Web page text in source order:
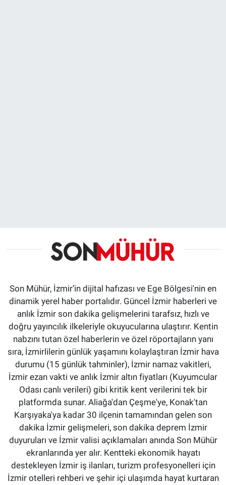
Son Mühür, İzmir’in dijital hafızası ve Ege Bölgesi'nin en
dinamik yerel haber portalıdır. Güncel İzmir haberleri ve
anlık İzmir son dakika gelişmelerini tarafsız, hızlı ve
doğru yayıncılık ilkeleriyle okuyucularına ulaştırır. Kentin
nabzını tutan özel haberlerin ve özel röportajların yanı
sıra, İzmirlilerin günlük yaşamını kolaylaştıran İzmir hava
durumu (15 günlük tahminler), İzmir namaz vakitleri,
İzmir ezan vakti ve anlık İzmir altın fiyatları (Kuyumcular
Odası canlı verileri) gibi kritik kent verilerini tek bir
platformda sunar. Aliağa'dan Çeşme'ye, Konak'tan
Karşıyaka'ya kadar 30 ilçenin tamamından gelen son
dakika İzmir gelişmeleri, son dakika deprem İzmir
duyuruları ve İzmir valisi açıklamaları anında Son Mühür
ekranlarında yer alır. Kentteki ekonomik hayatı
destekleyen İzmir iş ilanları, turizm profesyonelleri için
İzmir otelleri rehberi ve şehir içi ulaşımda hayat kurtaran